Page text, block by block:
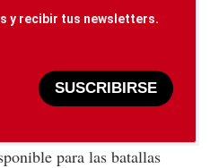
y recibir tus newsletters.
SUSCRIBIRSE
para las batallas